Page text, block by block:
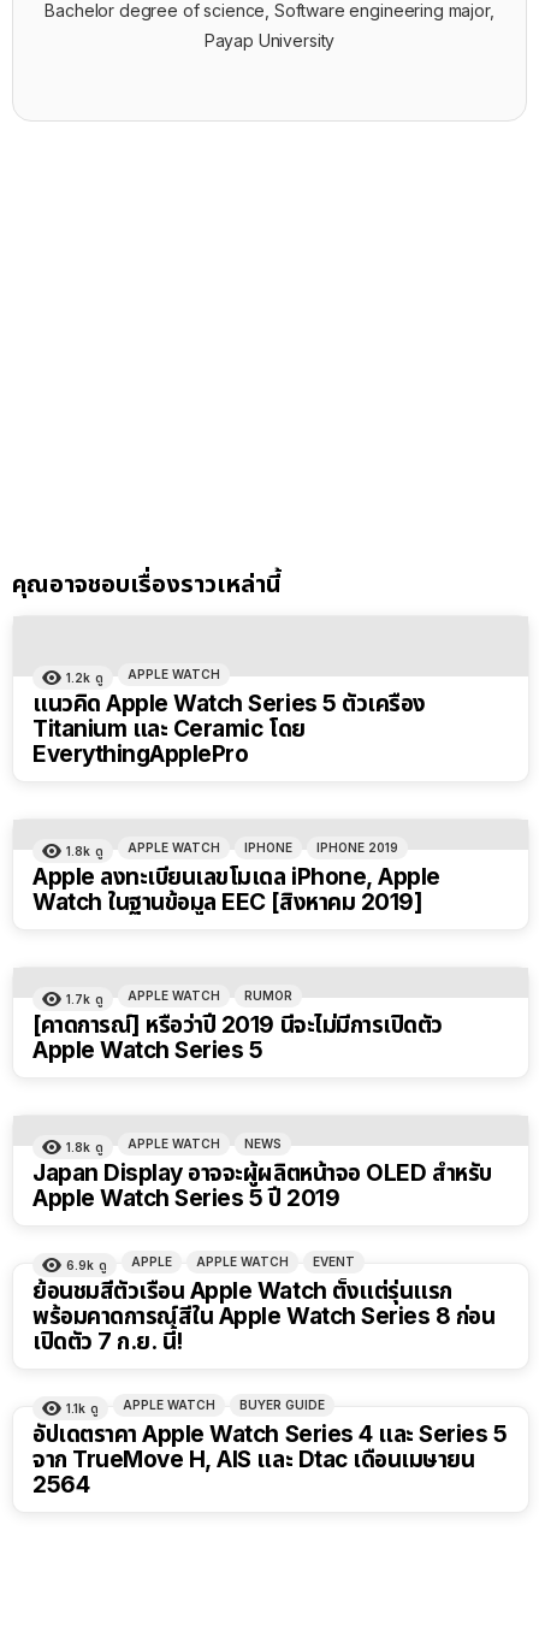
Bachelor degree of science, Software engineering major,
Payap University
คุณอาจชอบเรื่องราวเหล่านี้
1.2k ดู APPLE WATCH
แนวคิด Apple Watch Series 5 ตัวเครื่อง
Titanium และ Ceramic โดย
EverythingApplePro
1.8k ดู APPLE WATCH IPHONE IPHONE 2019
Apple ลงทะเบียนเลขโมเดล iPhone, Apple
Watch ในฐานข้อมูล EEC [สิงหาคม 2019]
1.7k ดู APPLE WATCH RUMOR
[คาดการณ์] หรือว่าปี 2019 นี้จะไม่มีการเปิดตัว
Apple Watch Series 5
1.8k ดู APPLE WATCH NEWS
Japan Display อาจจะผู้ผลิตหน้าจอ OLED สำหรับ
Apple Watch Series 5 ปี 2019
6.9k ดู APPLE APPLE WATCH EVENT
ย้อนชมสีตัวเรือน Apple Watch ตั้งแต่รุ่นแรก
พร้อมคาดการณ์สีใน Apple Watch Series 8 ก่อน
เปิดตัว 7 ก.ย. นี้!
1.1k ดู APPLE WATCH BUYER GUIDE
อัปเดตราคา Apple Watch Series 4 และ Series 5
จาก TrueMove H, AIS และ Dtac เดือนเมษายน
2564